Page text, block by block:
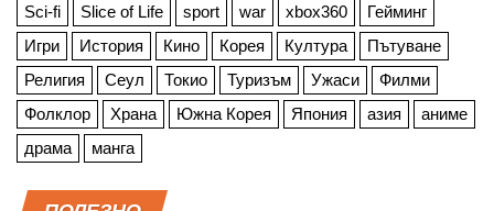
Sci-fi
Slice of Life sport war xbox360
Гейминг
Игри
История Кино Корея Култура
Пътуване
Религия
Сеул Токио Туризъм Ужаси
Филми
Фолклор
Храна Южна Корея Япония азия
аниме
драма
манга